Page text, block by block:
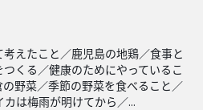
えたこと／鹿児島の地鶏／食事と
くる／健康のためにやっているこ
の野菜／季節の野菜を食べること／
は梅雨が明けてから／...